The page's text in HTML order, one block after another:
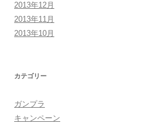
2013年12月
2013年11月
2013年10月
カテゴリー
ガンプラ
キャンペーン